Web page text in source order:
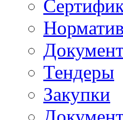
Тендеры
Закупки